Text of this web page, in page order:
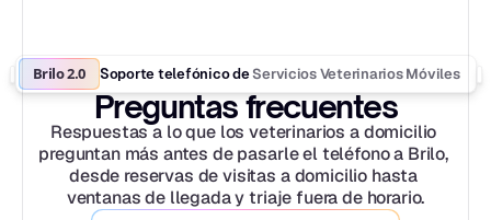
Brilo 2.0 Soporte telefónico de Servicios Veterinarios Móviles
Preguntas frecuentes
Respuestas a lo que los veterinarios a domicilio
preguntan más antes de pasarle el teléfono a Brilo,
desde reservas de visitas a domicilio hasta
ventanas de llegada y triaje fuera de horario.